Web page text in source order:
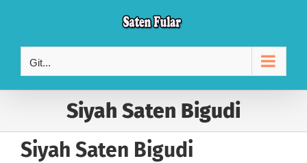
content
Git...
Siyah Saten Bigudi
Siyah Saten Bigudi